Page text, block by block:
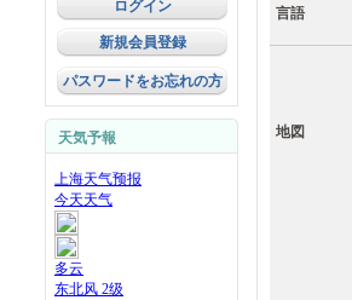
新規会員登録
パスワードをお忘れの方
天気予報
言語
地図